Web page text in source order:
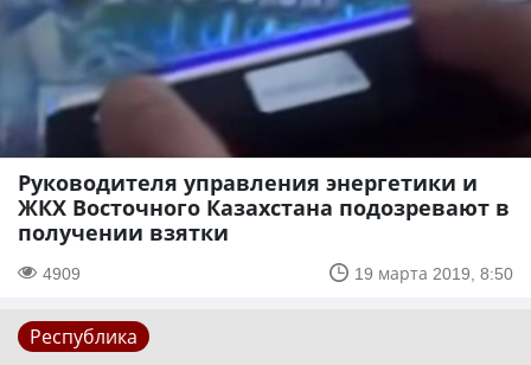
Руководителя управления энергетики и
ЖКХ Восточного Казахстана подозревают в
получении взятки
4909 19 марта 2019, 8:50
Республика